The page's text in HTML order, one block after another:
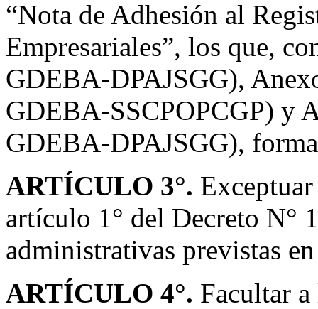
“Nota de Adhesión al
Empresariales”, los que,
GDEBA-DPAJSGG),
GDEBA-SSCPOPCGP) y
GDEBA-DPAJSGG),
ARTÍCULO 3°.
artículo 1° del Decreto N°
administrativas previstas
ARTÍCULO 4°. Facultar